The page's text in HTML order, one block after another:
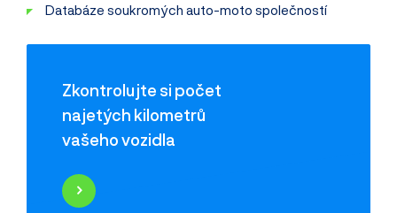
Databáze soukromých auto-moto společností
Zkontrolujte si počet
najetých kilometrů
vašeho vozidla
Najeté kilometry